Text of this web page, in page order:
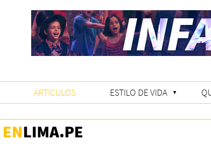
ARTÍCULOS ESTILO DE VIDA
ENLIMA.PE